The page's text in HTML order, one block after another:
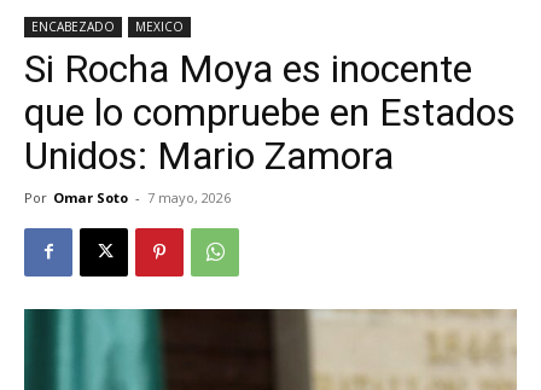
ENCABEZADO MEXICO
Si Rocha Moya es inocente
que lo compruebe en Estados
Unidos: Mario Zamora
Por Omar Soto - 7 mayo, 2026